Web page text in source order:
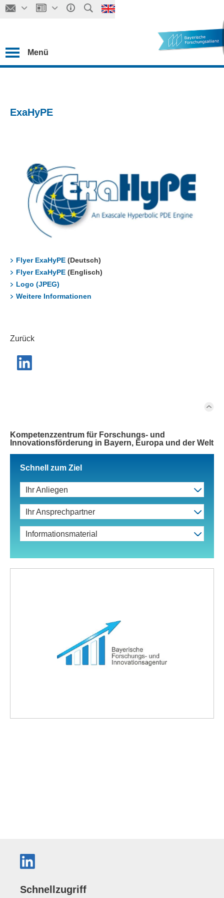
Menü
ExaHyPE
Flyer ExaHyPE (Deutsch)
Flyer ExaHyPE (Englisch)
Logo (JPEG)
Weitere Informationen
Zurück
Kompetenzzentrum für Forschungs- und
Innovationsförderung in Bayern, Europa und der Welt
Schnell zum Ziel
Ihr Anliegen
Ihr Ansprechpartner
Informationsmaterial
Schnellzugriff